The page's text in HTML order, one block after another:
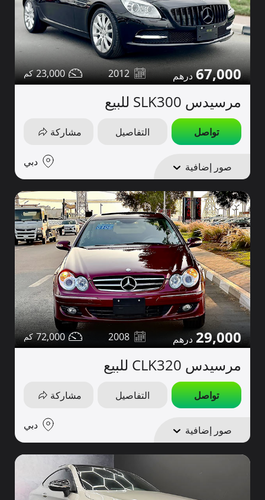
67,000
2012
23,000
مرسيدس SLK300 للبيع
تواصل التفاصيل مشاركة
صور إضافية دبي
29,000
2008
72,000
مرسيدس CLK320 للبيع
تواصل التفاصيل مشاركة
صور إضافية دبي